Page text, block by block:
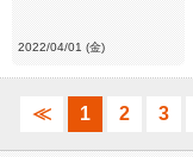
2022/04/01 (金)
≪ 1 2 3